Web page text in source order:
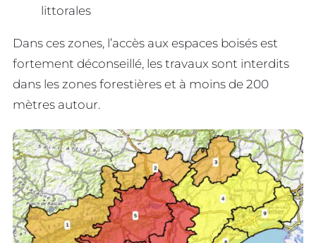
littorales
Dans ces zones, l’accès aux espaces boisés est
fortement déconseillé, les travaux sont interdits
dans les zones forestières et à moins de 200
mètres autour.